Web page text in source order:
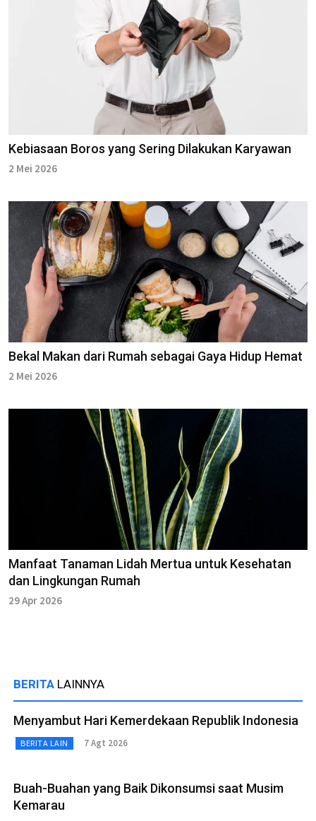
Kebiasaan Boros yang Sering Dilakukan Karyawan
2 Mei 2026
Bekal Makan dari Rumah sebagai Gaya Hidup Hemat
2 Mei 2026
Manfaat Tanaman Lidah Mertua untuk Kesehatan
dan Lingkungan Rumah
29 Apr 2026
BERITA LAINNYA
Menyambut Hari Kemerdekaan Republik Indonesia
BERITA LAIN 7 Agt 2026
Buah-Buahan yang Baik Dikonsumsi saat Musim
Kemarau